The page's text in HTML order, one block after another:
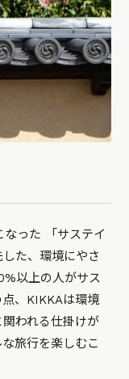
なった 「サステイ
た、環境にやさ
以上の人がサス
、KIKKAは環境
われる仕掛けが
旅行を楽しむこ